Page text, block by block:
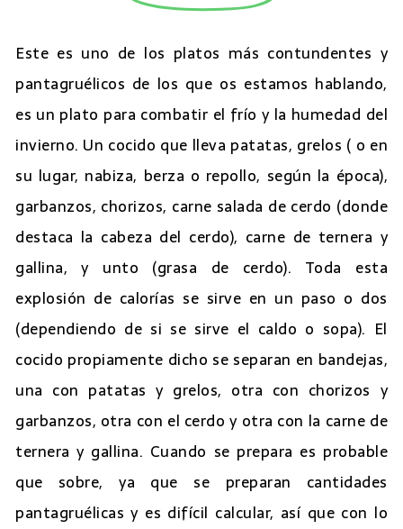
Este es uno de los platos más contundentes y
pantagruélicos de los que os estamos hablando,
es un plato para combatir el frío y la humedad del
invierno. Un cocido que lleva patatas, grelos ( o en
su lugar, nabiza, berza o repollo, según la época),
garbanzos, chorizos, carne salada de cerdo (donde
destaca la cabeza del cerdo), carne de ternera y
gallina, y unto (grasa de cerdo). Toda esta
explosión de calorías se sirve en un paso o dos
(dependiendo de si se sirve el caldo o sopa). El
cocido propiamente dicho se separan en bandejas,
una con patatas y grelos, otra con chorizos y
garbanzos, otra con el cerdo y otra con la carne de
ternera y gallina. Cuando se prepara es probable
que sobre, ya que se preparan cantidades
pantagruélicas y es difícil calcular, así que con lo